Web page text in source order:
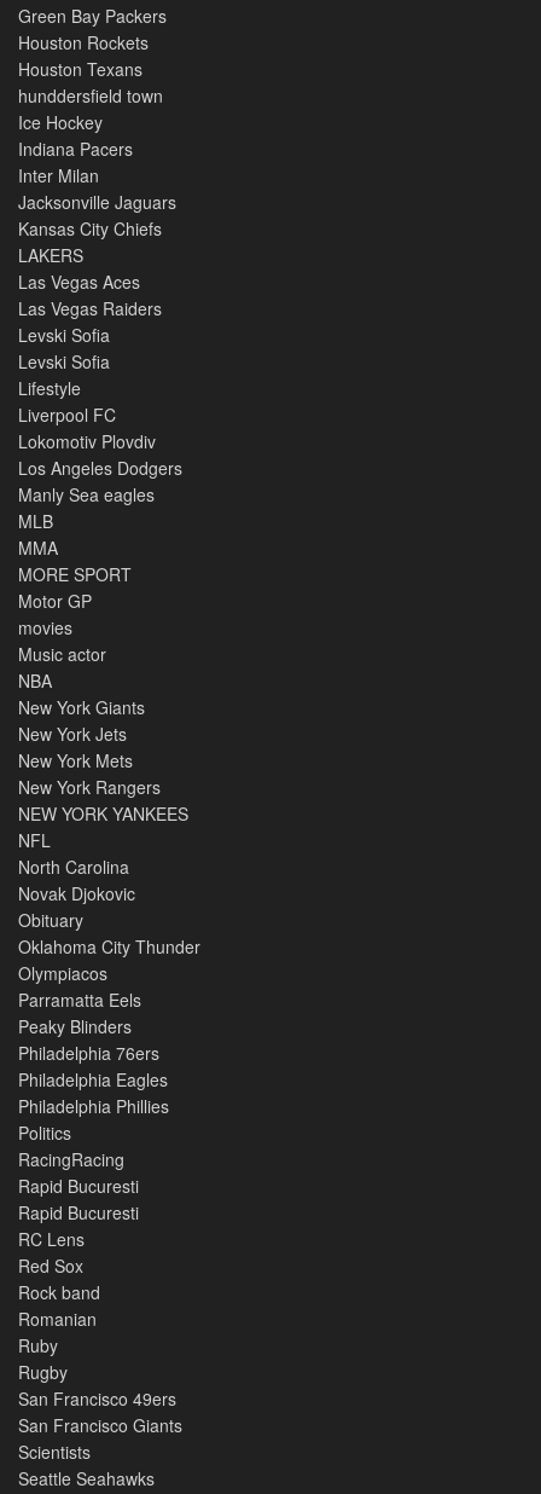
Green Bay Packers
Houston Rockets
Houston Texans
hunddersfield town
Ice Hockey
Indiana Pacers
Inter Milan
Jacksonville Jaguars
Kansas City Chiefs
LAKERS
Las Vegas Aces
Las Vegas Raiders
Levski Sofia
Levski Sofia
Lifestyle
Liverpool FC
Lokomotiv Plovdiv
Los Angeles Dodgers
Manly Sea eagles
MLB
MMA
MORE SPORT
Motor GP
movies
Music actor
NBA
New York Giants
New York Jets
New York Mets
New York Rangers
NEW YORK YANKEES
NFL
North Carolina
Novak Djokovic
Obituary
Oklahoma City Thunder
Olympiacos
Parramatta Eels
Peaky Blinders
Philadelphia 76ers
Philadelphia Eagles
Philadelphia Phillies
Politics
RacingRacing
Rapid Bucuresti
Rapid Bucuresti
RC Lens
Red Sox
Rock band
Romanian
Ruby
Rugby
San Francisco 49ers
San Francisco Giants
Scientists
Seattle Seahawks